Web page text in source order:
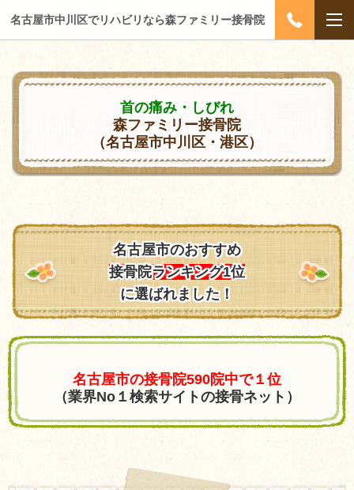
名古屋市中川区でリハビリなら森ファミリー接骨院
首の痛み・しびれ
森ファミリー接骨院
（名古屋市中川区・港区）
名古屋市のおすすめ
接骨院ランキング1位
に選ばれました！
名古屋市の接骨院590院中で１位
（業界No１検索サイトの接骨ネット）